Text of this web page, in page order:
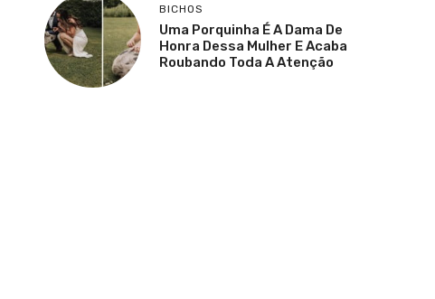
BICHOS
Uma Porquinha É A Dama De
Honra Dessa Mulher E Acaba
Roubando Toda A Atenção